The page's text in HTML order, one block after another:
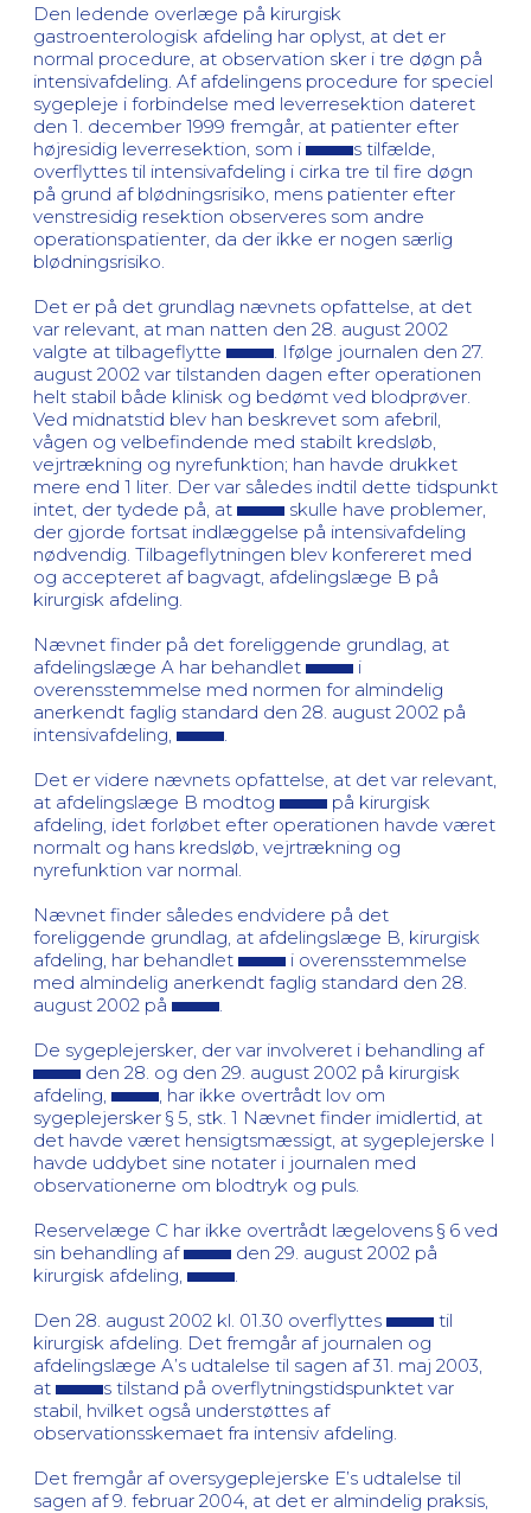
Den ledende overlæge på kirurgisk
gastroenterologisk afdeling har oplyst, at det er
normal procedure, at observation sker i tre døgn på
intensivafdeling. Af afdelingens procedure for speciel
sygepleje i forbindelse med leverresektion dateret
den 1. december 1999 fremgår, at patienter efter
højresidig leverresektion, som i
s tilfælde,
overflyttes til intensivafdeling i cirka tre til fire døgn
på grund af blødningsrisiko, mens patienter efter
venstresidig resektion observeres som andre
operationspatienter, da der ikke er nogen særlig
blødningsrisiko.
Det er på det grundlag nævnets opfattelse, at det
var relevant, at man natten den 28. august 2002
valgte at tilbageflytte
. Ifølge journalen den 27.
august 2002 var tilstanden dagen efter operationen
helt stabil både klinisk og bedømt ved blodprøver.
Ved midnatstid blev han beskrevet som afebril,
vågen og velbefindende med stabilt kredsløb,
vejrtrækning og nyrefunktion; han havde drukket
mere end 1 liter. Der var således indtil dette tidspunkt
intet, der tydede på, at
skulle have problemer,
der gjorde fortsat indlæggelse på intensivafdeling
nødvendig. Tilbageflytningen blev konfereret med
og accepteret af bagvagt, afdelingslæge B på
kirurgisk afdeling.
Nævnet finder på det foreliggende grundlag, at
afdelingslæge A har behandlet
i
overensstemmelse med normen for almindelig
anerkendt faglig standard den 28. august 2002 på
intensivafdeling,
Det er videre nævnets opfattelse, at det var relevant,
at afdelingslæge B modtog
på kirurgisk
afdeling, idet forløbet efter operationen havde været
normalt og hans kredsløb, vejrtrækning og
nyrefunktion var normal.
Nævnet finder således endvidere på det
foreliggende grundlag, at afdelingslæge B, kirurgisk
afdeling, har behandlet
i overensstemmelse
med almindelig anerkendt faglig standard den 28.
august 2002 på
De sygeplejersker, der var involveret i behandling af
den 28. og den 29. august 2002 på kirurgisk
afdeling,
, har ikke overtrådt lov om
sygeplejersker § 5, stk. 1 Nævnet finder imidlertid, at
det havde været hensigtsmæssigt, at sygeplejerske I
havde uddybet sine notater i journalen med
observationerne om blodtryk og puls.
Reservelæge C har ikke overtrådt lægelovens § 6 ved
sin behandling af
den 29. august 2002 på
kirurgisk afdeling,
Den 28. august 2002 kl. 01.30 overflyttes
til
kirurgisk afdeling. Det fremgår af journalen og
afdelingslæge A’s udtalelse til sagen af 31. maj 2003,
at
s tilstand på overflytningstidspunktet var
stabil, hvilket også understøttes af
observationsskemaet fra intensiv afdeling.
Det fremgår af oversygeplejerske E’s udtalelse til
sagen af 9. februar 2004, at det er almindelig praksis,